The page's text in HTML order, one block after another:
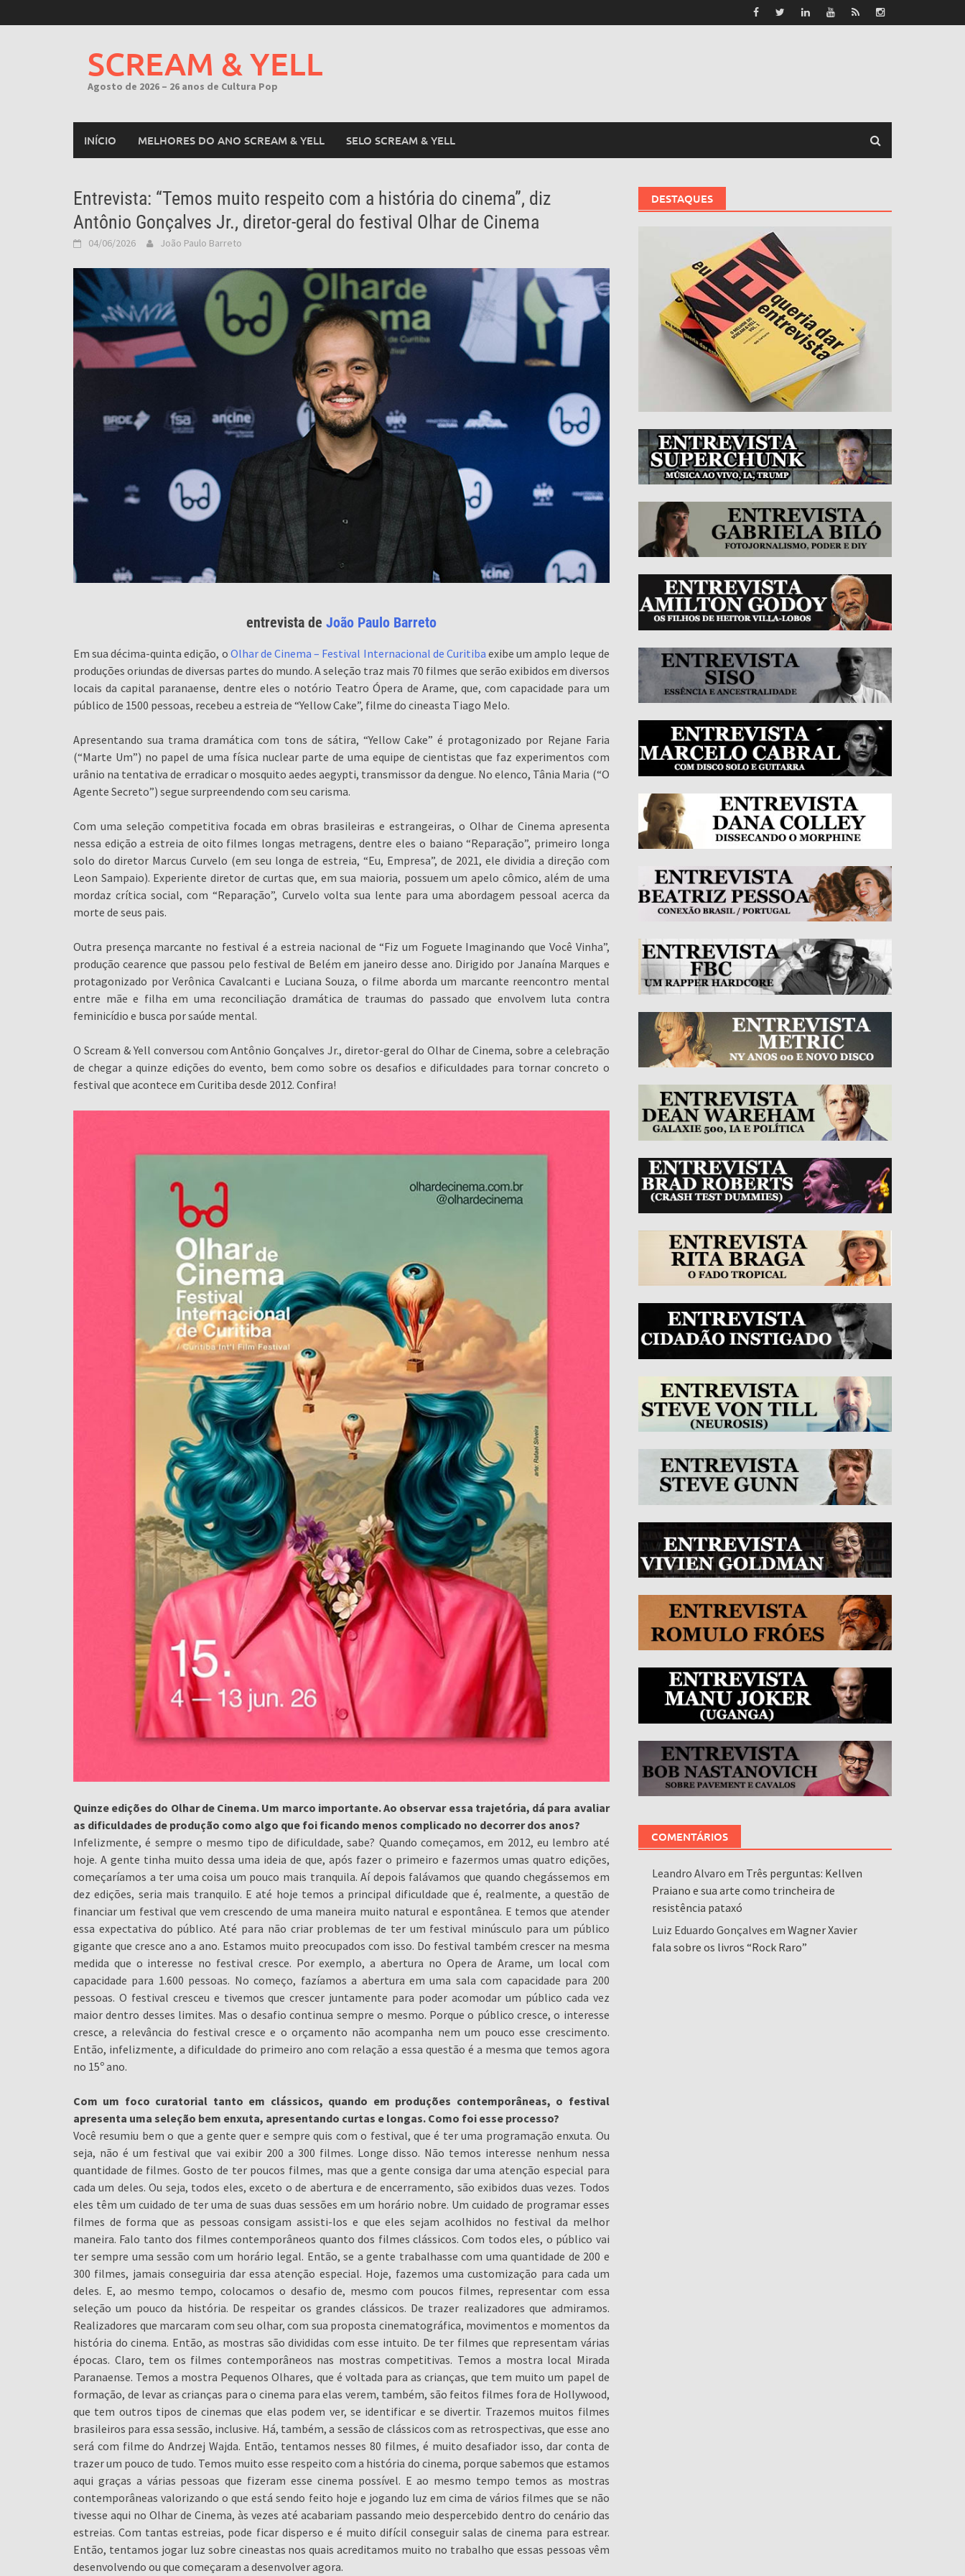
to
SCREAM & YELL
Agosto de 2026 – 26 anos de Cultura Pop
INÍCIO MELHORES DO ANO SCREAM & YELL SELO SCREAM & YELL
Entrevista: “Temos muito respeito com a história do cinema”, diz
Antônio Gonçalves Jr., diretor-geral do festival Olhar de Cinema
04/06/2026 João Paulo Barreto
entrevista de João Paulo Barreto
Em sua décima-quinta edição, o Olhar de Cinema – Festival Internacional de Curitiba exibe um amplo leque de
produções oriundas de diversas partes do mundo. A seleção traz mais 70 filmes que serão exibidos em diversos
locais da capital paranaense, dentre eles o notório Teatro Ópera de Arame, que, com capacidade para um
público de 1500 pessoas, recebeu a estreia de “Yellow Cake”, filme do cineasta Tiago Melo.
Apresentando sua trama dramática com tons de sátira, “Yellow Cake” é protagonizado por Rejane Faria
(“Marte Um”) no papel de uma física nuclear parte de uma equipe de cientistas que faz experimentos com
urânio na tentativa de erradicar o mosquito aedes aegypti, transmissor da dengue. No elenco, Tânia Maria (“O
Agente Secreto”) segue surpreendendo com seu carisma.
Com uma seleção competitiva focada em obras brasileiras e estrangeiras, o Olhar de Cinema apresenta
nessa edição a estreia de oito filmes longas metragens, dentre eles o baiano “Reparação”, primeiro longa
solo do diretor Marcus Curvelo (em seu longa de estreia, “Eu, Empresa”, de 2021, ele dividia a direção com
Leon Sampaio). Experiente diretor de curtas que, em sua maioria, possuem um apelo cômico, além de uma
mordaz crítica social, com “Reparação”, Curvelo volta sua lente para uma abordagem pessoal acerca da
morte de seus pais.
Outra presença marcante no festival é a estreia nacional de “Fiz um Foguete Imaginando que Você Vinha”,
produção cearence que passou pelo festival de Belém em janeiro desse ano. Dirigido por Janaína Marques e
protagonizado por Verônica Cavalcanti e Luciana Souza, o filme aborda um marcante reencontro mental
entre mãe e filha em uma reconciliação dramática de traumas do passado que envolvem luta contra
feminicídio e busca por saúde mental.
O Scream & Yell conversou com Antônio Gonçalves Jr., diretor-geral do Olhar de Cinema, sobre a celebração
de chegar a quinze edições do evento, bem como sobre os desafios e dificuldades para tornar concreto o
festival que acontece em Curitiba desde 2012. Confira!
Quinze edições do Olhar de Cinema. Um marco importante. Ao observar essa trajetória, dá para avaliar
as dificuldades de produção como algo que foi ficando menos complicado no decorrer dos anos?
Infelizmente, é sempre o mesmo tipo de dificuldade, sabe? Quando começamos, em 2012, eu lembro até
hoje. A gente tinha muito dessa uma ideia de que, após fazer o primeiro e fazermos umas quatro edições,
começaríamos a ter uma coisa um pouco mais tranquila. Aí depois falávamos que quando chegássemos em
dez edições, seria mais tranquilo. E até hoje temos a principal dificuldade que é, realmente, a questão de
financiar um festival que vem crescendo de uma maneira muito natural e espontânea. E temos que atender
essa expectativa do público. Até para não criar problemas de ter um festival minúsculo para um público
gigante que cresce ano a ano. Estamos muito preocupados com isso. Do festival também crescer na mesma
medida que o interesse no festival cresce. Por exemplo, a abertura no Opera de Arame, um local com
capacidade para 1.600 pessoas. No começo, fazíamos a abertura em uma sala com capacidade para 200
pessoas. O festival cresceu e tivemos que crescer juntamente para poder acomodar um público cada vez
maior dentro desses limites. Mas o desafio continua sempre o mesmo. Porque o público cresce, o interesse
cresce, a relevância do festival cresce e o orçamento não acompanha nem um pouco esse crescimento.
Então, infelizmente, a dificuldade do primeiro ano com relação a essa questão é a mesma que temos agora
no 15º ano.
Com um foco curatorial tanto em clássicos, quando em produções contemporâneas, o festival
apresenta uma seleção bem enxuta, apresentando curtas e longas. Como foi esse processo?
Você resumiu bem o que a gente quer e sempre quis com o festival, que é ter uma programação enxuta. Ou
seja, não é um festival que vai exibir 200 a 300 filmes. Longe disso. Não temos interesse nenhum nessa
quantidade de filmes. Gosto de ter poucos filmes, mas que a gente consiga dar uma atenção especial para
cada um deles. Ou seja, todos eles, exceto o de abertura e de encerramento, são exibidos duas vezes. Todos
eles têm um cuidado de ter uma de suas duas sessões em um horário nobre. Um cuidado de programar esses
filmes de forma que as pessoas consigam assisti-los e que eles sejam acolhidos no festival da melhor
maneira. Falo tanto dos filmes contemporâneos quanto dos filmes clássicos. Com todos eles, o público vai
ter sempre uma sessão com um horário legal. Então, se a gente trabalhasse com uma quantidade de 200 e
300 filmes, jamais conseguiria dar essa atenção especial. Hoje, fazemos uma customização para cada um
deles. E, ao mesmo tempo, colocamos o desafio de, mesmo com poucos filmes, representar com essa
seleção um pouco da história. De respeitar os grandes clássicos. De trazer realizadores que admiramos.
Realizadores que marcaram com seu olhar, com sua proposta cinematográfica, movimentos e momentos da
história do cinema. Então, as mostras são divididas com esse intuito. De ter filmes que representam várias
épocas. Claro, tem os filmes contemporâneos nas mostras competitivas. Temos a mostra local Mirada
Paranaense. Temos a mostra Pequenos Olhares, que é voltada para as crianças, que tem muito um papel de
formação, de levar as crianças para o cinema para elas verem, também, são feitos filmes fora de Hollywood,
que tem outros tipos de cinemas que elas podem ver, se identificar e se divertir. Trazemos muitos filmes
brasileiros para essa sessão, inclusive. Há, também, a sessão de clássicos com as retrospectivas, que esse ano
será com filme do Andrzej Wajda. Então, tentamos nesses 80 filmes, é muito desafiador isso, dar conta de
trazer um pouco de tudo. Temos muito esse respeito com a história do cinema, porque sabemos que estamos
aqui graças a várias pessoas que fizeram esse cinema possível. E ao mesmo tempo temos as mostras
contemporâneas valorizando o que está sendo feito hoje e jogando luz em cima de vários filmes que se não
tivesse aqui no Olhar de Cinema, às vezes até acabariam passando meio despercebido dentro do cenário das
estreias. Com tantas estreias, pode ficar disperso e é muito difícil conseguir salas de cinema para estrear.
Então, tentamos jogar luz sobre cineastas nos quais acreditamos muito no trabalho que essas pessoas vêm
desenvolvendo ou que começaram a desenvolver agora.
DESTAQUES
COMENTÁRIOS
Leandro Alvaro em Três perguntas: Kellven
Praiano e sua arte como trincheira de
resistência pataxó
Luiz Eduardo Gonçalves em Wagner Xavier
fala sobre os livros “Rock Raro”